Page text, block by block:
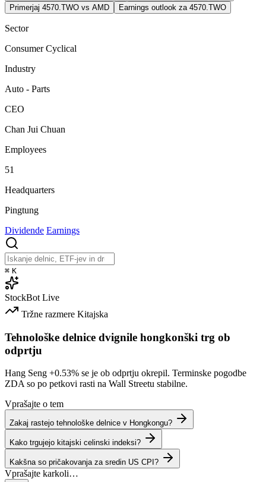
Primerjaj 4570.TWO vs AMD
Earnings outlook za 4570.TWO
Sector
Consumer Cyclical
Industry
Auto - Parts
CEO
Chan Jui Chuan
Employees
51
Headquarters
Pingtung
Dividende Earnings
⌘ K
StockBot Live
Tržne razmere Kitajska
Tehnološke delnice dvignile hongkonški trg ob
odprtju
Hang Seng +0.53% se je ob odprtju okrepil. Terminske pogodbe
ZDA so po petkovi rasti na Wall Streetu stabilne.
Vprašajte o tem
Zakaj rastejo tehnološke delnice v Hongkongu?
Kako trgujejo kitajski celinski indeksi?
Kakšna so pričakovanja za sredin US CPI?